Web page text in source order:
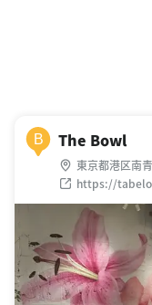
B The Bowl
東京都港区南
https://